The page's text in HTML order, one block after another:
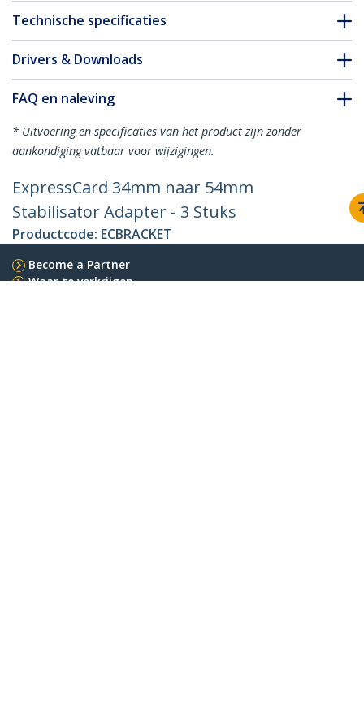
Technische specificaties
Drivers & Downloads
FAQ en naleving
* Uitvoering en specificaties van het product zijn zonder
aankondiging vatbaar voor wijzigingen.
ExpressCard 34mm naar 54mm
Stabilisator Adapter - 3 Stuks
Productcode: ECBRACKET
Become a Partner
Waar te verkrijgen